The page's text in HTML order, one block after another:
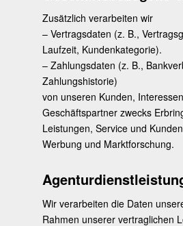
Zusätzlich verarbeiten wir
– Vertragsdaten (z. B.,
Laufzeit, Kundenkategorie).
– Zahlungsdaten (z. B.,
Zahlungshistorie)
von unseren Kunden,
Geschäftspartner zwecks
Leistungen, Service und
Werbung und Marktforschung.
Wir verarbeiten die Daten
Rahmen unserer vertraglichen